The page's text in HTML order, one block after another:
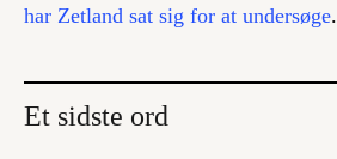
har Zetland sat sig for at undersøge.
Et sidste ord